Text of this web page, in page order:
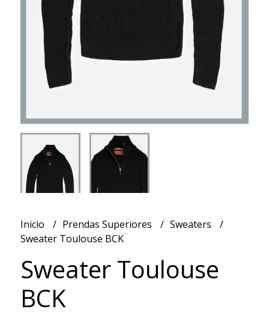
Inicio Prendas Superiores
Sweaters
Sweater Toulouse BCK
Sweater Toulouse
BCK